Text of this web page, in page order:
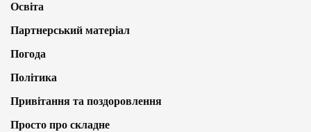
Освіта
Партнерський матеріал
Погода
Політика
Привітання та поздоровлення
Просто про складне